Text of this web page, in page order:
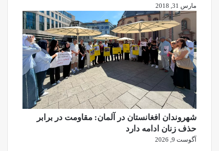
مارس 31, 2018
شهروندان افغانستان در آلمان: مقاومت در برابر
حذف زنان ادامه دارد
آگوست 9, 2026